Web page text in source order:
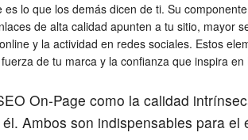
es lo que los demás dicen de ti. Su
de alta calidad apunten a tu sitio, mayor
y la actividad en redes sociales. Estos
de tu marca y la confianza que inspira
On-Page como la calidad
Ambos son indispensables para